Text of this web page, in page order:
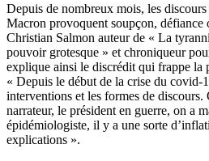
Depuis de nombreux mois, les
Macron provoquent soupçon, défiance
Christian Salmon auteur de « La
pouvoir grotesque » et chroniqueur
explique ainsi le discrédit qui frappe la
« Depuis le début de la crise du covid-
interventions et les formes de discours.
narrateur, le président en guerre, on a
épidémiologiste, il y a une sorte
explications ».